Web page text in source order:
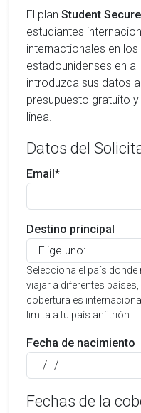
El plan Student Secure
estudiantes internacionales.
internactionales en los
estadounidenses en al
introduzca sus datos
presupuesto gratuito
linea.
Datos del
Email*
Destino principal
Selecciona el país
viajar a diferentes
cobertura es
limita a tu país anfitrión.
Fecha de nacimiento
Fechas de la